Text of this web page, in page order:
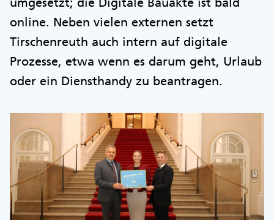
online. Neben vielen externen setzt
Tirschenreuth auch intern auf digitale
Prozesse, etwa wenn es darum geht, Urlaub
oder ein Diensthandy zu beantragen.